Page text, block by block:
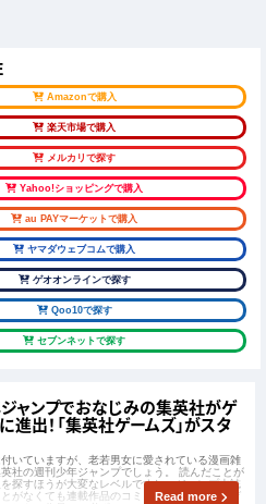
Amazonで購入
楽天市場で購入
メルカリで探す
Yahoo!ショッピングで購入
au PAYマーケットで購入
ヤマダウェブコムで購入
ゲオオンラインで探す
Qoo10で探す
セブンネットで探す
ャンプでおなじみの集英社がゲ
進出！「集英社ゲームズ」がスタ
付いていますが、老若男女に愛されている漫画雑
社の週刊少年ジャンプでしょう。 読んだことが
探すほうが大変なレベルですし、ジャンプ本誌
がなくても連載作品のコミックスやアニメ、ゲ
Read more